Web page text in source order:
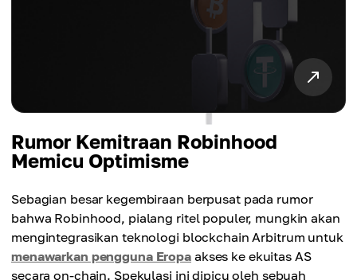
Rumor Kemitraan Robinhood
Memicu Optimisme
Sebagian besar kegembiraan berpusat pada rumor
bahwa Robinhood, pialang ritel populer, mungkin akan
mengintegrasikan teknologi blockchain Arbitrum untuk
menawarkan pengguna Eropa akses ke ekuitas AS
secara on-chain. Spekulasi ini dipicu oleh sebuah